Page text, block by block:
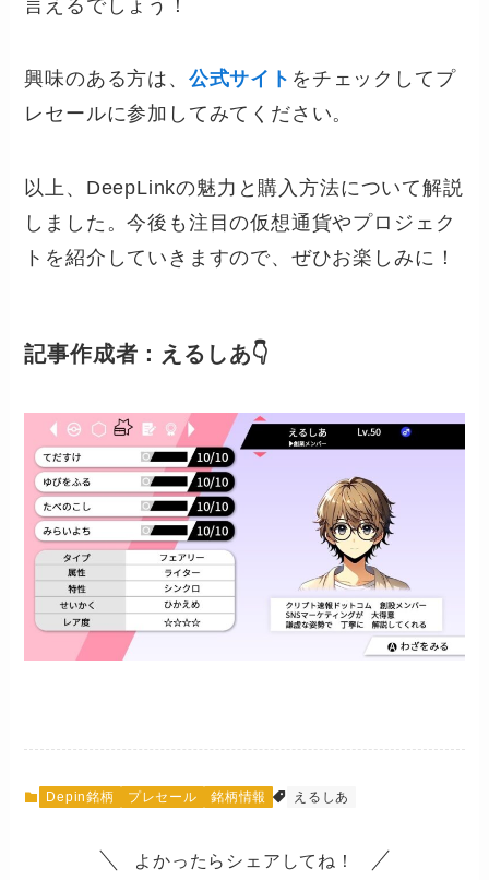
言えるでしょう！
興味のある方は、 公式サイト をチェックしてプ
レセールに参加してみてください。
以上、DeepLinkの魅力と購入方法について解説
しました。今後も注目の仮想通貨やプロジェク
トを紹介していきますので、ぜひお楽しみに！
記事作成者：えるしあ👇
Depin銘柄 プレセール 銘柄情報 えるしあ
よかったらシェアしてね！